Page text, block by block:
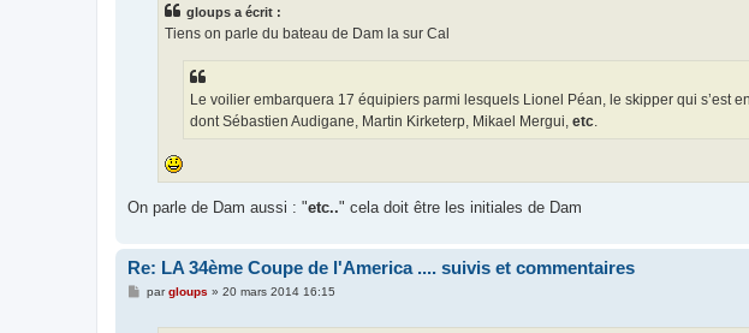
gloups a écrit :
Tiens on parle du bateau de Dam la sur Cal
Le voilier embarquera 17 équipiers parmi lesquels Lionel Péan, le skipper qui s’est
dont Sébastien Audigane, Martin Kirketerp, Mikael Mergui, etc
On parle de Dam aussi : "etc.." cela doit être les initiales de Dam
Re: LA 34ème Coupe de l'America .... suivis et commentaires
Mpargloups » 20 mars 2014 16:15